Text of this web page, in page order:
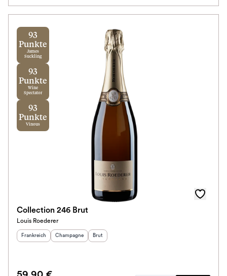
93
Punkte
James
Suckling
93
Punkte
Wine
Spectator
93
Punkte
Vinous
Collection 246 Brut
Louis Roederer
Herkunftsland
Frankreich Herkunftsregion :
Champagne Geschmack
Brut